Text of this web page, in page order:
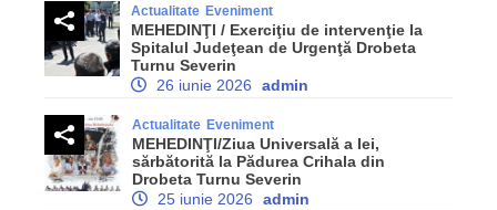
Actualitate Eveniment
MEHEDINŢI / Exerciţiu de intervenţie la
Spitalul Judeţean de Urgenţă Drobeta
Turnu Severin
26 iunie 2026
admin
Actualitate Eveniment
MEHEDINŢI/Ziua Universală a Iei,
sărbătorită la Pădurea Crihala din
Drobeta Turnu Severin
25 iunie 2026
admin